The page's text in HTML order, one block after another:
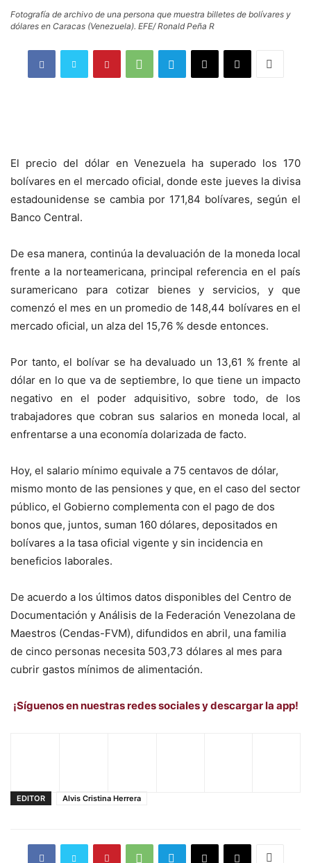
Fotografía de archivo de una persona que muestra billetes de bolívares y
dólares en Caracas (Venezuela). EFE/ Ronald Peña R
El precio del dólar en Venezuela ha superado los 170
bolívares en el mercado oficial, donde este jueves la divisa
estadounidense se cambia por 171,84 bolívares, según el
Banco Central.
De esa manera, continúa la devaluación de la moneda local
frente a la norteamericana, principal referencia en el país
suramericano para cotizar bienes y servicios, y que
comenzó el mes en un promedio de 148,44 bolívares en el
mercado oficial, un alza del 15,76 % desde entonces.
Por tanto, el bolívar se ha devaluado un 13,61 % frente al
dólar en lo que va de septiembre, lo que tiene un impacto
negativo en el poder adquisitivo, sobre todo, de los
trabajadores que cobran sus salarios en moneda local, al
enfrentarse a una economía dolarizada de facto.
Hoy, el salario mínimo equivale a 75 centavos de dólar,
mismo monto de las pensiones y que, en el caso del sector
público, el Gobierno complementa con el pago de dos
bonos que, juntos, suman 160 dólares, depositados en
bolívares a la tasa oficial vigente y sin incidencia en
beneficios laborales.
De acuerdo a los últimos datos disponibles del Centro de
Documentación y Análisis de la Federación Venezolana de
Maestros (Cendas-FVM), difundidos en abril, una familia
de cinco personas necesita 503,73 dólares al mes para
cubrir gastos mínimos de alimentación.
¡Síguenos en nuestras redes sociales y descargar la app!
EDITOR Alvis Cristina Herrera